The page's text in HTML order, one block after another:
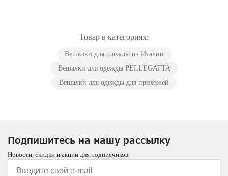
Товар в категориях:
Вешалки для одежды из Италии
Вешалки для одежды PELLEGATTA
Вешалки для одежды для прихожей
Подпишитесь на нашу рассылку
Новости, скидки и акции для подписчиков